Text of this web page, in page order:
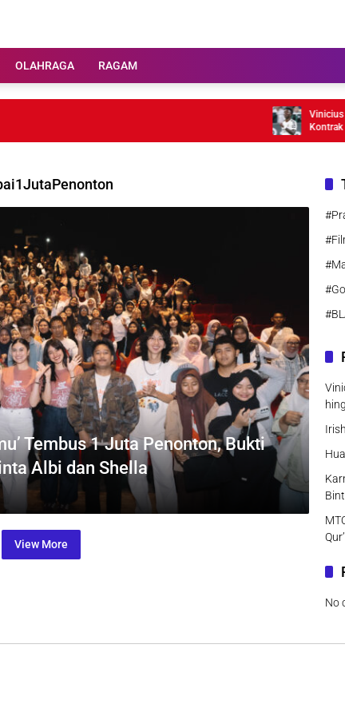
OLAHRAGA RAGAM
Vinicius
Kontrak
Tembus 1 Juta Penonton, Bukti
Albi dan Shella
View More
No